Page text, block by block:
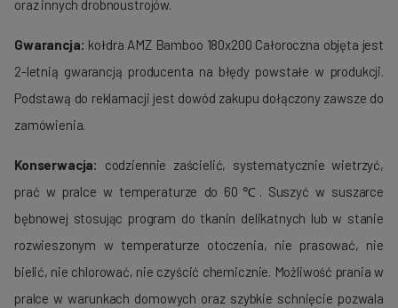
oraz innych drobnoustrojów.
Gwarancja: kołdra AMZ Bamboo 180x200 Całoroczna objęta jest
2-letnią gwarancją producenta na błędy powstałe w produkcji.
Podstawą do reklamacji jest dowód zakupu dołączony zawsze do
zamówienia.
Konserwacja:
codziennie zaścielić, systematycznie wietrzyć,
prać w pralce w temperaturze do 60℃. Suszyć w suszarce
bębnowej stosując program do tkanin delikatnych lub w stanie
rozwieszonym w temperaturze otoczenia, nie prasować, nie
bielić, nie chlorować, nie czyścić chemicznie. Możliwość prania w
pralce w warunkach domowych oraz szybkie schnięcie pozwala